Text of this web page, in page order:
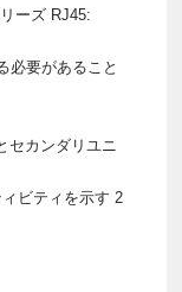
ーズ RJ45:
必要があること
セカンダリユニ
ビティを示す 2